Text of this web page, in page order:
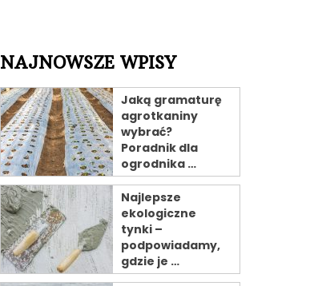
NAJNOWSZE WPISY
Jaką gramaturę
agrotkaniny
wybrać?
Poradnik dla
ogrodnika …
Najlepsze
ekologiczne
tynki –
podpowiadamy,
gdzie je …